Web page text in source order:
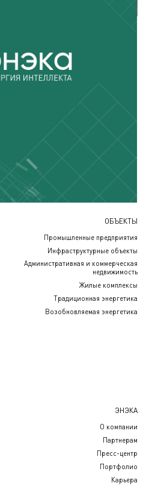
ОБЪЕКТЫ
Промышленные предприятия
Инфраструктурные объекты
Административная и коммерческая
недвижимость
Жилые комплексы
Традиционная энергетика
Возобновляемая энергетика
ЭНЭКА
О компании
Партнерам
Пресс-центр
Портфолио
Карьера